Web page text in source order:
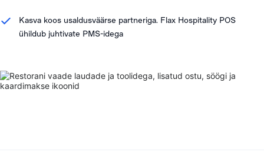
Kasva koos usaldusväärse partneriga. Flax Hospitality POS
ühildub juhtivate PMS-idega